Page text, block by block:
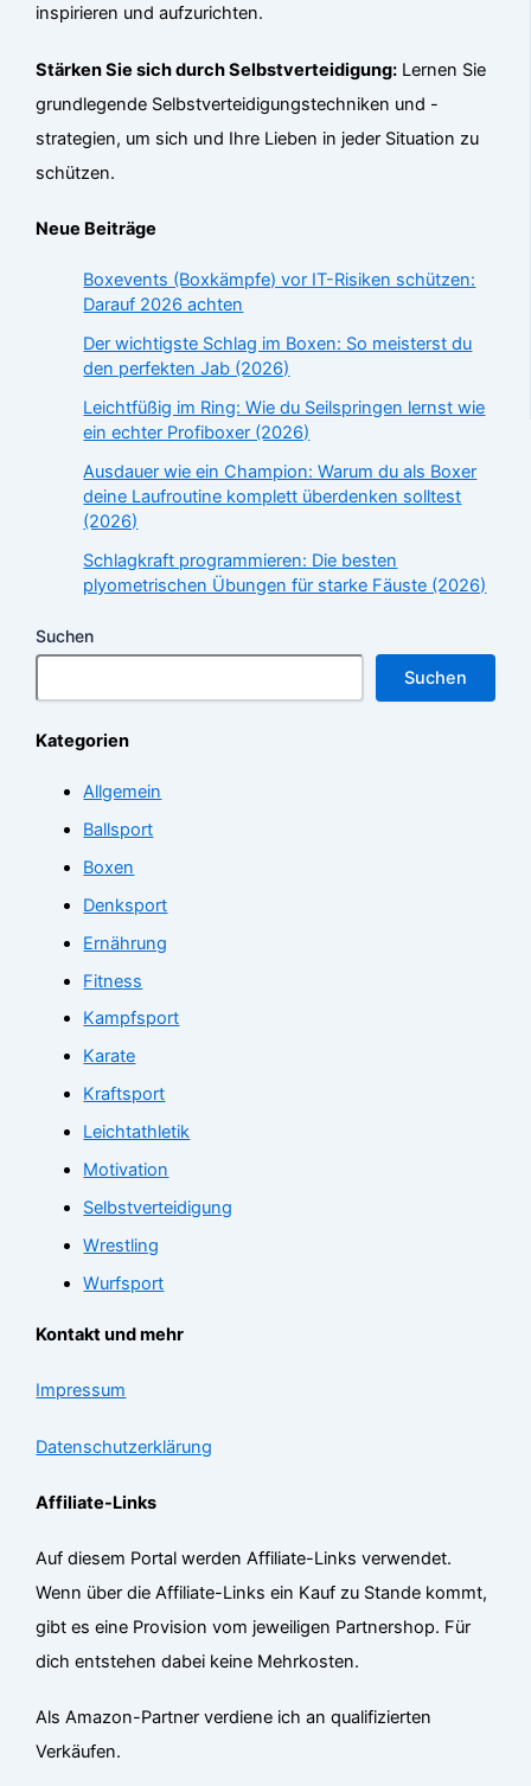
inspirieren und aufzurichten.
Stärken Sie sich durch Selbstverteidigung: Lernen Sie
grundlegende Selbstverteidigungstechniken und -
strategien, um sich und Ihre Lieben in jeder Situation zu
schützen.
Neue Beiträge
Boxevents (Boxkämpfe) vor IT-Risiken schützen:
Darauf 2026 achten
Der wichtigste Schlag im Boxen: So meisterst du
den perfekten Jab (2026)
Leichtfüßig im Ring: Wie du Seilspringen lernst wie
ein echter Profiboxer (2026)
Ausdauer wie ein Champion: Warum du als Boxer
deine Laufroutine komplett überdenken solltest
(2026)
Schlagkraft programmieren: Die besten
plyometrischen Übungen für starke Fäuste (2026)
Suchen
Suchen
Kategorien
Allgemein
Ballsport
Boxen
Denksport
Ernährung
Fitness
Kampfsport
Karate
Kraftsport
Leichtathletik
Motivation
Selbstverteidigung
Wrestling
Wurfsport
Kontakt und mehr
Impressum
Datenschutzerklärung
Affiliate-Links
Auf diesem Portal werden Affiliate-Links verwendet.
Wenn über die Affiliate-Links ein Kauf zu Stande kommt,
gibt es eine Provision vom jeweiligen Partnershop. Für
dich entstehen dabei keine Mehrkosten.
Als Amazon-Partner verdiene ich an qualifizierten
Verkäufen.